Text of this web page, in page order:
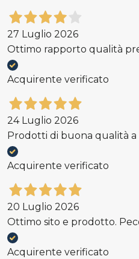
27 Luglio 2026
Ottimo rapporto qualità
Acquirente verificato
24 Luglio 2026
Prodotti di buona qualità a
Acquirente verificato
20 Luglio 2026
Ottimo sito e prodotto.
Acquirente verificato